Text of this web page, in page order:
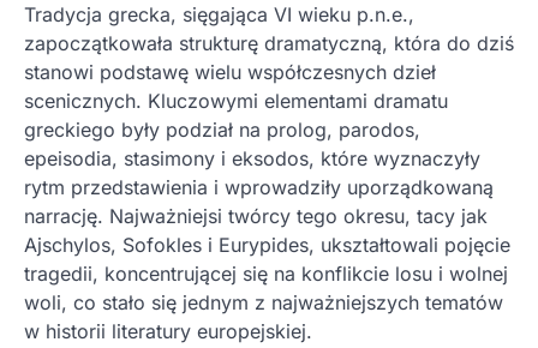
Tradycja grecka, sięgająca VI wieku p.n.e.,
zapoczątkowała strukturę dramatyczną, która do dziś
stanowi podstawę wielu współczesnych dzieł
scenicznych. Kluczowymi elementami dramatu
greckiego były podział na prolog, parodos,
epeisodia, stasimony i eksodos, które wyznaczyły
rytm przedstawienia i wprowadziły uporządkowaną
narrację. Najważniejsi twórcy tego okresu, tacy jak
Ajschylos, Sofokles i Eurypides, ukształtowali pojęcie
tragedii, koncentrującej się na konflikcie losu i wolnej
woli, co stało się jednym z najważniejszych tematów
w historii literatury europejskiej.